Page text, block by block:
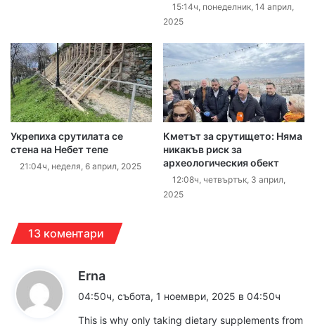
15:14ч, понеделник, 14 април,
2025
Укрепиха срутилата се
стена на Небет тепе
21:04ч, неделя, 6 април, 2025
Кметът за срутището: Няма
никакъв риск за
археологическия обект
12:08ч, четвъртък, 3 април,
2025
13 коментари
Erna
04:50ч, събота, 1 ноември, 2025 в 04:50ч
This is why only taking dietary supplements from